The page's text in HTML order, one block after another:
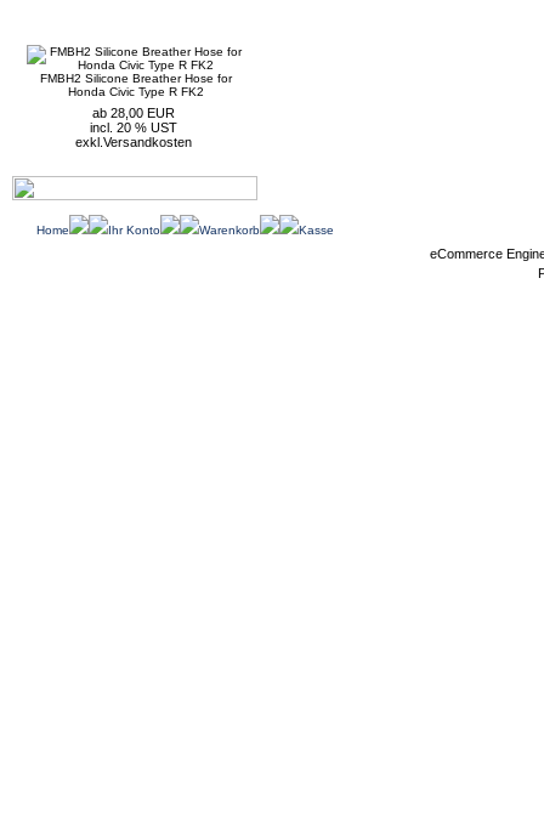
FMBH2 Silicone Breather Hose for
Honda Civic Type R FK2
ab 28,00 EUR
incl. 20 % UST
exkl. Versandkosten
Home Ihr Konto Warenkorb Kasse
eCommerce